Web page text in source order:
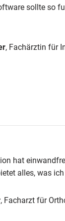
sollte so
, Fachärztin für
hat
alles, was
, Facharzt für